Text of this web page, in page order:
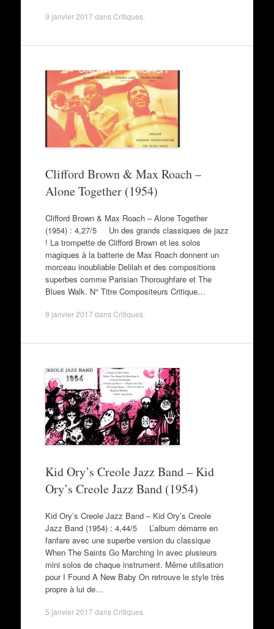
9 janvier 2017 dansCritiques.
Clifford Brown & Max Roach –
Alone Together (1954)
Clifford Brown & Max Roach – Alone Together
(1954) : 4,27/5 Un des grands classiques de jazz
! La trompette de Clifford Brown et les solos
magiques à la batterie de Max Roach donnent un
morceau inoubliable Delilah et des compositions
superbes comme Parisian Thoroughfare et The
Blues Walk. N° Titre Compositeurs Critique…
9 janvier 2017 dansCritiques.
Kid Ory’s Creole Jazz Band – Kid
Ory’s Creole Jazz Band (1954)
Kid Ory’s Creole Jazz Band – Kid Ory’s Creole
Jazz Band (1954) : 4,44/5 L’album démarre en
fanfare avec une superbe version du classique
When The Saints Go Marching In avec plusieurs
mini solos de chaque instrument. Même utilisation
pour I Found A New Baby On retrouve le style très
propre à lui de…
5 janvier 2017 dansCritiques.